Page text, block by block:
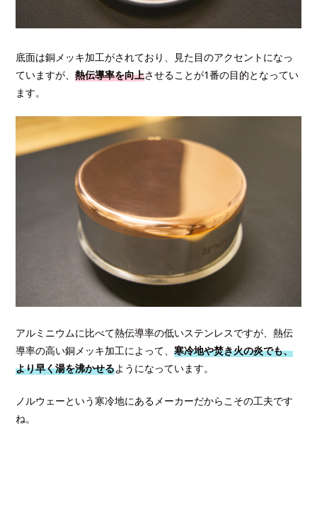
底面は銅メッキ加工がされており、見た目のアクセントになっ
ていますが、熱伝導率を向上させることが1番の目的となってい
ます。
アルミニウムに比べて熱伝導率の低いステンレスですが、熱伝
導率の高い銅メッキ加工によって、寒冷地や焚き火の炎でも、
より早く湯を沸かせるようになっています。
ノルウェーという寒冷地にあるメーカーだからこその工夫です
ね。